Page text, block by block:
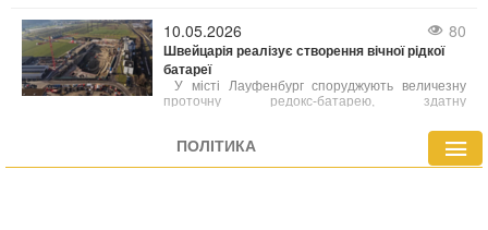
одразу схоплює суть ситуації, інший — крок за
кроком її аналізує. Що саме стоїть за цією
різницею у швидкості та гнучкості мислення?
10.05.2026 80
Швейцарія реалізує створення вічної рідкої
батареї
У місті Лауфенбург споруджують величезну
проточну редокс-батарею, здатну
ПОЛІТИКА